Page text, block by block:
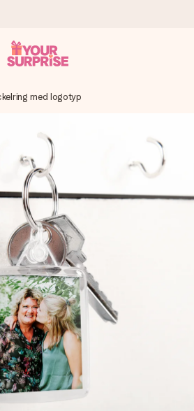
omsorg och skickar den blixtsnabbt
000 recensioner)
Kunder ger oss 4,6 på Google
bara några få steg – med hennes
meddelande som verkligen berör
bara med all kärlek för stunden.
med logotyp